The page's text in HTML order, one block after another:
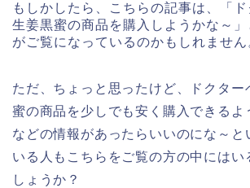
もしかしたら、こちらの記事は、「
生姜黒蜜の商品を購入しようかな～
がご覧になっているのかもしれません
ただ、ちょっと思ったけど、ドクター
蜜の商品を少しでも安く購入できるよ
などの情報があったらいいのにな～と
いる人もこちらをご覧の方の中にはい
しょうか？